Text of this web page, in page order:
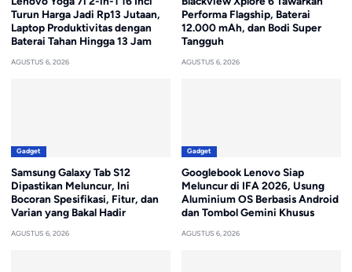
Turun Harga Jadi Rp13 Jutaan,
Laptop Produktivitas dengan
Baterai Tahan Hingga 13 Jam
AGUSTUS 6, 2026
Performa Flagship, Baterai
12.000 mAh, dan Bodi Super
Tangguh
AGUSTUS 6, 2026
Gadget
Samsung Galaxy Tab S12
Dipastikan Meluncur, Ini
Bocoran Spesifikasi, Fitur, dan
Varian yang Bakal Hadir
AGUSTUS 6, 2026
Gadget
Googlebook Lenovo Siap
Meluncur di IFA 2026, Usung
Aluminium OS Berbasis Android
dan Tombol Gemini Khusus
AGUSTUS 6, 2026